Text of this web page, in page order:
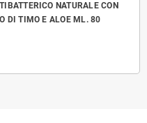
NATURALE CON
DI TIMO E ALOE ML. 80